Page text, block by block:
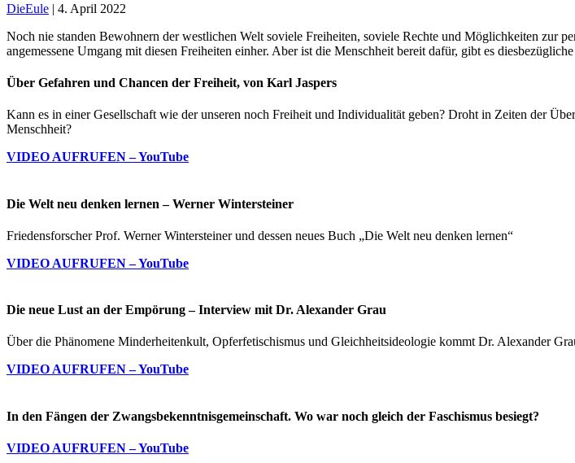
DieEule | 4. April 2022
Noch nie standen Bewohnern der westlichen Welt soviele Freiheiten, soviele Rechte und Möglichkeiten zur
angemessene Umgang mit diesen Freiheiten einher. Aber ist die Menschheit bereit dafür, gibt es
Über Gefahren und Chancen der Freiheit, von Karl Jaspers
Kann es in einer Gesellschaft wie der unseren noch Freiheit und Individualität geben? Droht in Zeiten der
Menschheit?
VIDEO AUFRUFEN – YouTube
Die Welt neu denken lernen – Werner Wintersteiner
Friedensforscher Prof. Werner Wintersteiner und dessen neues Buch „Die Welt neu denken lernen“
VIDEO AUFRUFEN – YouTube
Die neue Lust an der Empörung – Interview mit Dr. Alexander Grau
Über die Phänomene Minderheitenkult, Opferfetischismus und Gleichheitsideologie kommt Dr. Alexander
VIDEO AUFRUFEN – YouTube
In den Fängen der Zwangsbekenntnisgemeinschaft. Wo war noch gleich der Faschismus besiegt?
VIDEO AUFRUFEN – YouTube